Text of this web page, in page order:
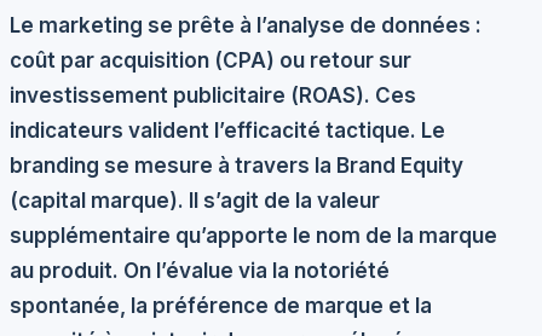
Le marketing se prête à l’analyse de données :
coût par acquisition (CPA) ou retour sur
investissement publicitaire (ROAS). Ces
indicateurs valident l’efficacité tactique. Le
branding se mesure à travers la Brand Equity
(capital marque). Il s’agit de la valeur
supplémentaire qu’apporte le nom de la marque
au produit. On l’évalue via la notoriété
spontanée, la préférence de marque et la